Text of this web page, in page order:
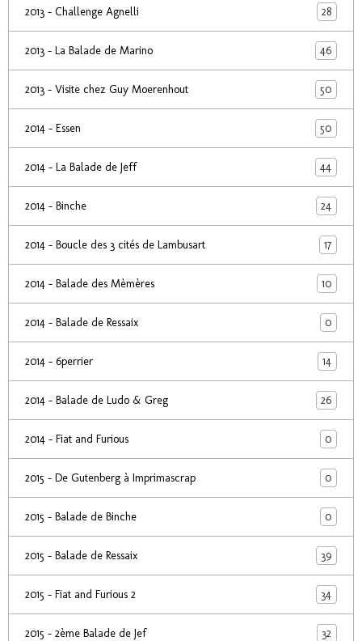
2013 - Challenge Agnelli 28
2013 - La Balade de Marino 46
2013 - Visite chez Guy Moerenhout 50
2014 - Essen 50
2014 - La Balade de Jeff 44
2014 - Binche 24
2014 - Boucle des 3 cités de Lambusart 17
2014 - Balade des Mèmères 10
2014 - Balade de Ressaix 0
2014 - 6perrier 14
2014 - Balade de Ludo & Greg 26
2014 - Fiat and Furious 0
2015 - De Gutenberg à Imprimascrap 0
2015 - Balade de Binche 0
2015 - Balade de Ressaix 39
2015 - Fiat and Furious 2 34
2015 - 2ème Balade de Jef 32